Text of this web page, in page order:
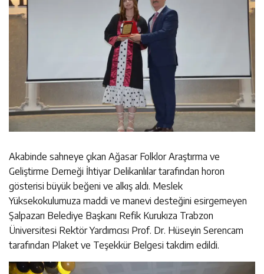
Akabinde sahneye çıkan Ağasar Folklor Araştırma ve
Geliştirme Derneği İhtiyar Delikanlılar tarafından horon
gösterisi büyük beğeni ve alkış aldı. Meslek
Yüksekokulumuza maddi ve manevi desteğini esirgemeyen
Şalpazarı Belediye Başkanı Refik Kurukıza Trabzon
Üniversitesi Rektör Yardımcısı Prof. Dr. Hüseyin Serencam
tarafından Plaket ve Teşekkür Belgesi takdim edildi.